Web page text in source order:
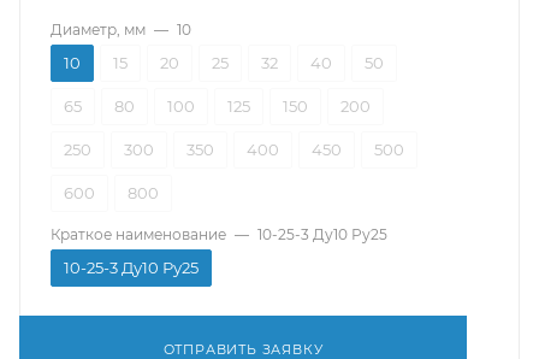
Диаметр, мм — 10
10 15 20 25 32 40 50
65 80 100 125 150 200
250 300 350 400 450 500
600 800
Краткое наименование — 10-25-3 Ду10 Ру25
10-25-3 Ду10 Ру25
ОТПРАВИТЬ ЗАЯВКУ